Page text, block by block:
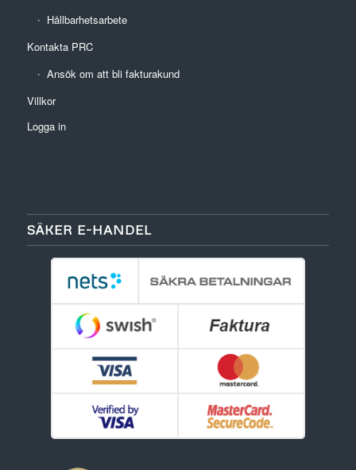
Hållbarhetsarbete
Kontakta PRC
Ansök om att bli fakturakund
Villkor
Logga in
SÄKER E-HANDEL